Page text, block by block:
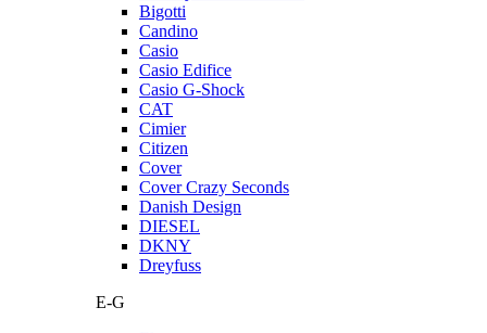
Bigotti
Candino
Casio
Casio Edifice
Casio G-Shock
CAT
Cimier
Citizen
Cover
Cover Crazy Seconds
Danish Design
DIESEL
DKNY
Dreyfuss
E-G